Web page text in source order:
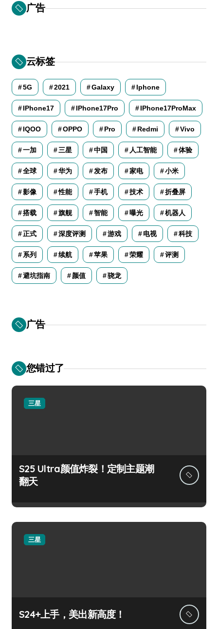
广告
云标签
5G 2021 Galaxy Iphone
IPhone17 IPhone17Pro IPhone17ProMax
IQOO OPPO Pro Redmi Vivo
一加 三星 中国 人工智能 体验
全球 华为 发布 家电 小米
影像 性能 手机 技术 折叠屏
搭载 旗舰 智能 曝光 机器人
正式 深度评测 游戏 电视 科技
系列 续航 苹果 荣耀 评测
避坑指南 颜值 骁龙
广告
您错过了
三星
S25 Ultra颜值炸裂！定制主题潮
翻天
三星
S24+上手，美出新高度！